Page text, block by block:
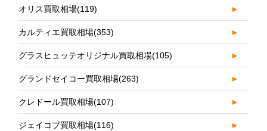
オリス買取相場(119) ►
カルティエ買取相場(353) ►
グラスヒュッテオリジナル買取相場(105) ►
グランドセイコー買取相場(263) ►
クレドール買取相場(107) ►
ジェイコブ買取相場(116) ►